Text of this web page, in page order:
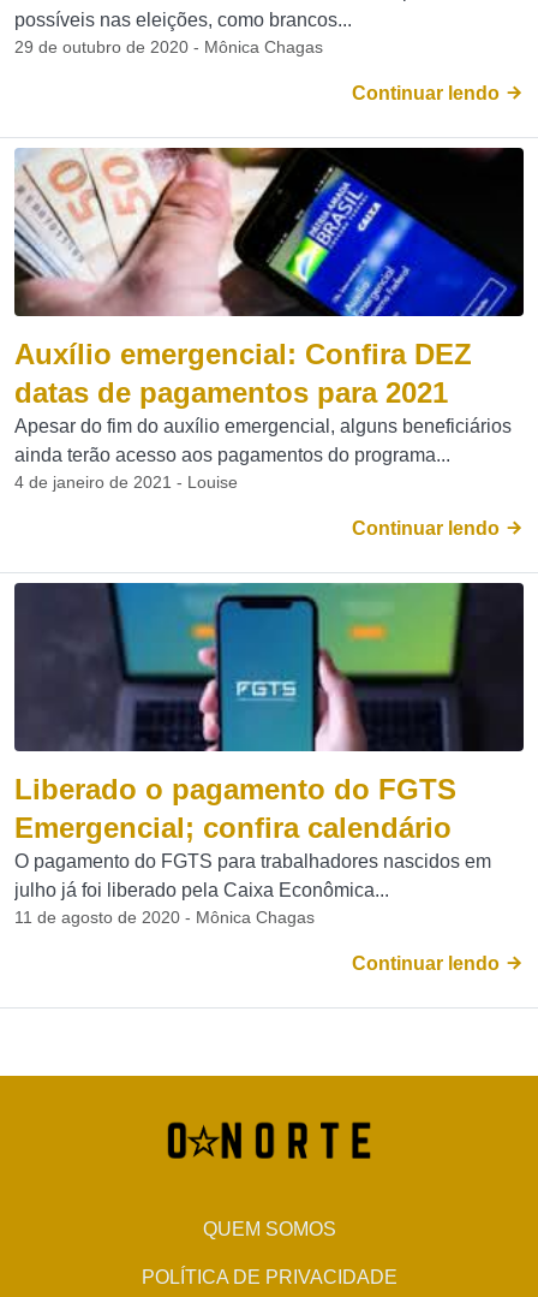
possíveis nas eleições, como brancos...
29 de outubro de 2020 - Mônica Chagas
Continuar lendo
Auxílio emergencial: Confira DEZ
datas de pagamentos para 2021
Apesar do fim do auxílio emergencial, alguns beneficiários
ainda terão acesso aos pagamentos do programa...
4 de janeiro de 2021 - Louise
Continuar lendo
Liberado o pagamento do FGTS
Emergencial; confira calendário
O pagamento do FGTS para trabalhadores nascidos em
julho já foi liberado pela Caixa Econômica...
11 de agosto de 2020 - Mônica Chagas
Continuar lendo
QUEM SOMOS
POLÍTICA DE PRIVACIDADE